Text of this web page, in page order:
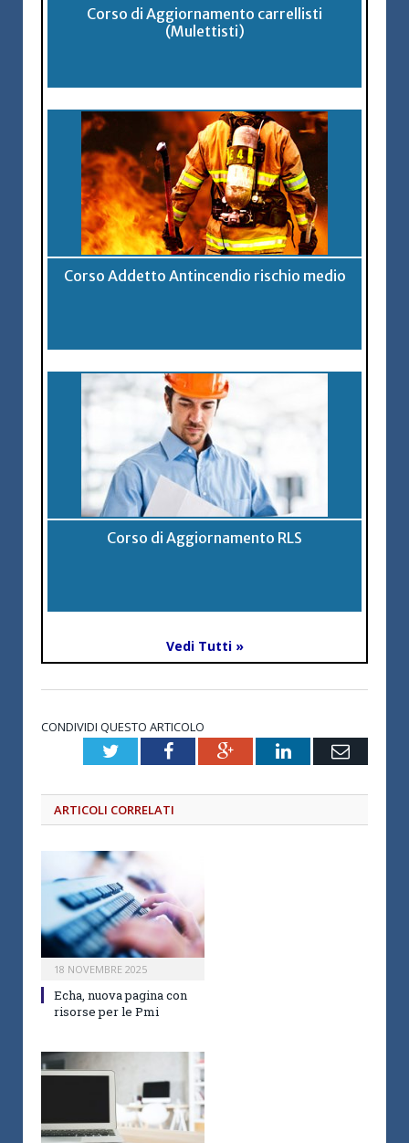
Corso di Aggiornamento carrellisti
(Mulettisti)
Corso Addetto Antincendio rischio medio
Corso di Aggiornamento RLS
Vedi Tutti »
CONDIVIDI QUESTO ARTICOLO
TwitterFacebookGoogle+LinkedInEmail
ARTICOLI CORRELATI
18 NOVEMBRE 2025
Echa, nuova pagina con
risorse per le Pmi